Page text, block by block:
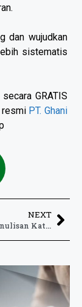
dan wujudkan
sistematis
GRATIS
resmi PT. Ghani
NEXT
Kesalahan Penulisan Kata Serapan dalam Bahasa Indonesia